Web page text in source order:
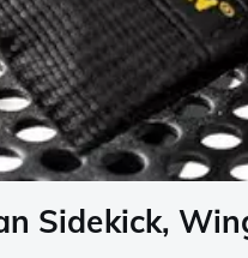
Sidekick,